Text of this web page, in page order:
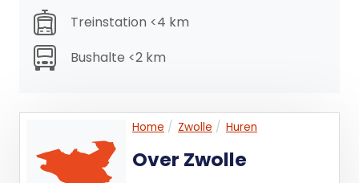
Aanvaarding:
In overleg.
Huurprijs:
De verhuurder opteert voor een met btw belaste
verhuur.
Treinstation <4 km
Bushalte <2 km
Home Zwolle Huren
Over Zwolle